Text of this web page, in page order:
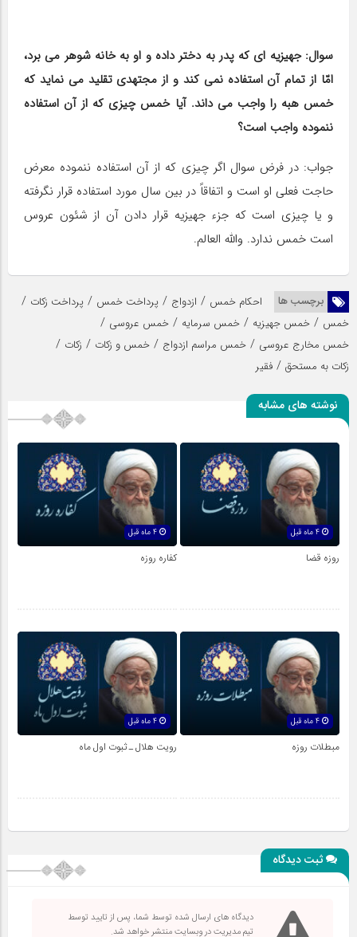
سوال: جهیزیه ‎ای که پدر به دختر داده و او به خانه شوهر می برد،
امّا از تمام آن استفاده نمی کند و از مجتهدی تقلید می نماید که
خمس هبه را واجب می داند. آیا خمس چیزی که از آن استفاده
ننموده واجب است؟
جواب: در فرض سوال اگر چیزی که از آن استفاده ننموده معرض
حاجت فعلی او است و اتفاقاً در بین سال مورد استفاده قرار نگرفته
و یا چیزی است که جزء جهیزیه قرار دادن آن از شئون عروس
است خمس ندارد. والله العالم.
برچسب ها احکام خمس / ازدواج / پرداخت خمس / پرداخت زکات /
خمس / خمس جهیزیه / خمس سرمایه / خمس عروسی /
خمس مخارج عروسی / خمس مراسم ازدواج / خمس و زکات / زکات /
زکات به مستحق / فقیر
نوشته های مشابه
4 ماه قبل
روزه قضا کفاره روزه
4 ماه قبل
مبطلات روزه رویت هلال ـ ثبوت اول ماه
ثبت دیدگاه
دیدگاه های ارسال شده توسط شما، پس از تایید توسط
تیم مدیریت در وبسایت منتشر خواهد شد.